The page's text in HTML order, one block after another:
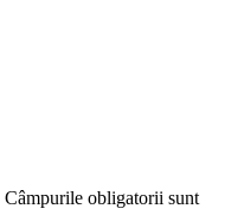
Câmpurile obligatorii sunt